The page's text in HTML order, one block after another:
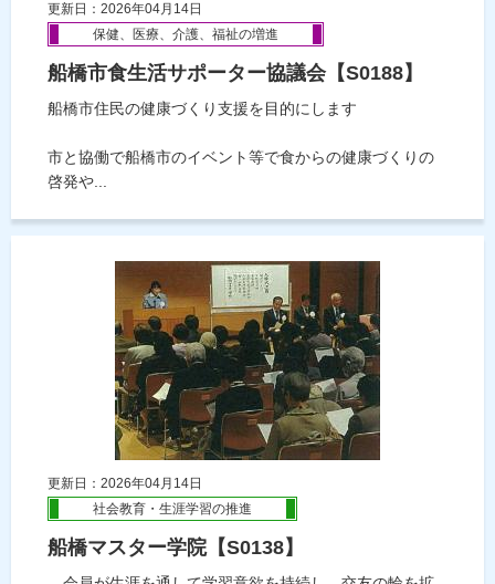
更新日：2026年04月14日
保健、医療、介護、福祉の増進
船橋市食生活サポーター協議会【S0188】
船橋市住民の健康づくり支援を目的にします
市と協働で船橋市のイベント等で食からの健康づくりの
啓発や...
更新日：2026年04月14日
社会教育・生涯学習の推進
船橋マスター学院【S0138】